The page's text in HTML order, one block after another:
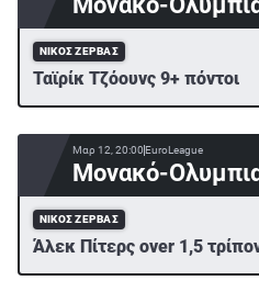
ΝΊΚΟΣ ΖΈΡΒΑΣ
Ταϊρίκ Τζόουνς 9+ πόντοι
Μαρ 12, 20:00EuroLeague
Μονακό-
ΝΊΚΟΣ ΖΈΡΒΑΣ
Άλεκ Πίτερς over 1,5